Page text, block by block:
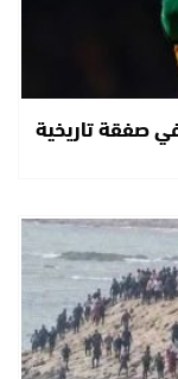
صفقة تاريخية